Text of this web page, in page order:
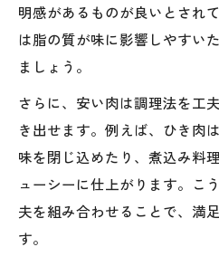
明感があるものが良いとされ
は脂の質が味に影響しやすい
ましょう。
さらに、安い肉は調理法を工
き出せます。例えば、ひき肉
味を閉じ込めたり、煮込み料
ューシーに仕上がります。こ
夫を組み合わせることで、満
す。